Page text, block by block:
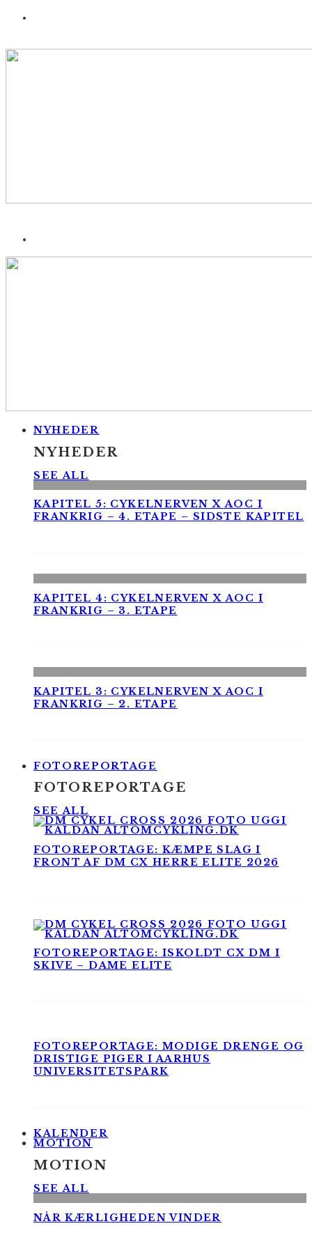
NYHEDER
NYHEDER
SEE ALL
KAPITEL 5: CYKELNERVEN X AOC I
FRANKRIG – 4. ETAPE – SIDSTE KAPITEL
KAPITEL 4: CYKELNERVEN X AOC I
FRANKRIG – 3. ETAPE
KAPITEL 3: CYKELNERVEN X AOC I
FRANKRIG – 2. ETAPE
FOTOREPORTAGE
FOTOREPORTAGE
SEE ALL
FOTOREPORTAGE: KÆMPE SLAG I
FRONT AF DM CX HERRE ELITE 2026
FOTOREPORTAGE: ISKOLDT CX DM I
SKIVE – DAME ELITE
FOTOREPORTAGE: MODIGE DRENGE OG
DRISTIGE PIGER I AARHUS
UNIVERSITETSPARK
KALENDER
MOTION
MOTION
SEE ALL
NÅR KÆRLIGHEDEN VINDER